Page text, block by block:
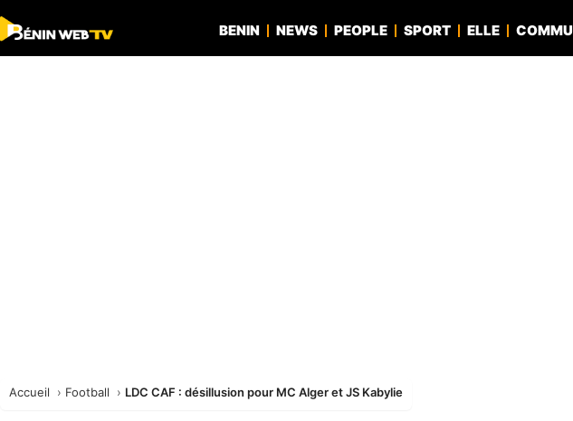
BENIN NEWS PEOPLE SPORT ELLE
Accueil Football LDC CAF : désillusion pour MC Alger et JS Kabylie